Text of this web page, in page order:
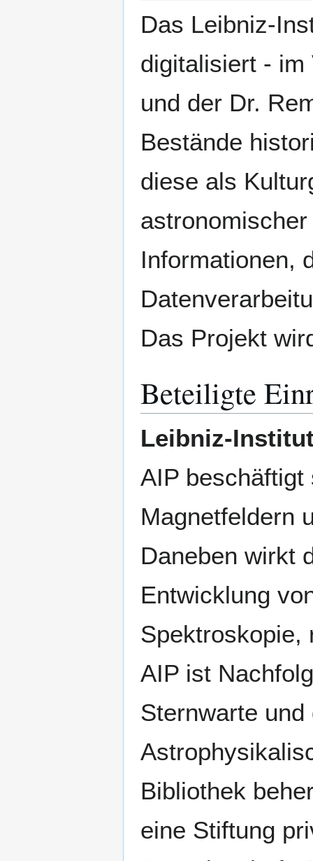
Das Leibniz-
digitalisiert - im
und der Dr.
Bestände
diese als
Informationen,
Das Projekt
Beteiligte
Leibniz-
AIP
Magnetfeldern
Daneben wirkt
Entwicklung
Spektroskopie,
AIP ist
Sternwarte
Bibliothek
eine Stiftung